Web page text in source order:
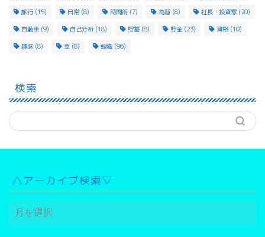
旅行(15) 日常(8) 時間術 (7) 為替 (8) 社長・投資家 (20)
自動車 (9) 自己分析 (18) 貯蓄 (8) 貯金 (23) 資格(10)
趣味 (8) 車 (8) 転職 (96)
検索
△アーカイブ検索▽
△
ア